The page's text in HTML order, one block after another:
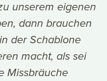
unserem eigenen
dann brauchen
der Schablone
macht, als sei
Missbräuche